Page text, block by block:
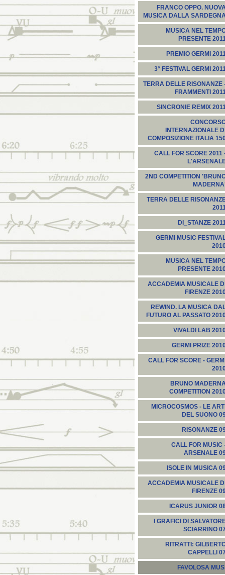
FRANCO OPPO. NUOVA
MUSICA DALLA SARDEGNA
MUSICA NEL
PRESENTE 2011
PREMIO GERMI 2011
3° FESTIVAL GERMI 2011
TERRA DELLE RISONANZE
FRAMMENTI 2011
SINCRONIE REMIX 2011
INTERNAZIONALE DI
COMPOSIZIONE ITALIA
CALL FOR SCORE 2011
2ND COMPETITION
TERRA DELLE
2011
DI_STANZE 2011
GERMI MUSIC
MUSICA NEL
PRESENTE
ACCADEMIA MUSICALE DI
FIRENZE
REWIND. LA MUSICA
FUTURO AL PASSATO
VIVALDI LAB
GERMI PRIZE
CALL FOR SCORE - GERMI
BRUNO MADERNA
COMPETITION
MICROCOSMOS - LE ARTI
DEL SUONO
RISONANZE
CALL FOR MUSIC
ARSENALE
ISOLE IN MUSICA
ACCADEMIA MUSICALE DI
FIRENZE
ICARUS JUNIOR
I GRAFICI DI
SCIARRINO 07
RITRATTI:
CAPPELLI 07
FAVOLOSA